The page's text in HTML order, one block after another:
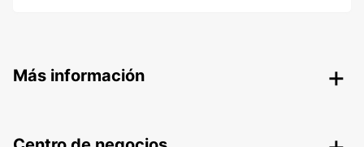
Más información